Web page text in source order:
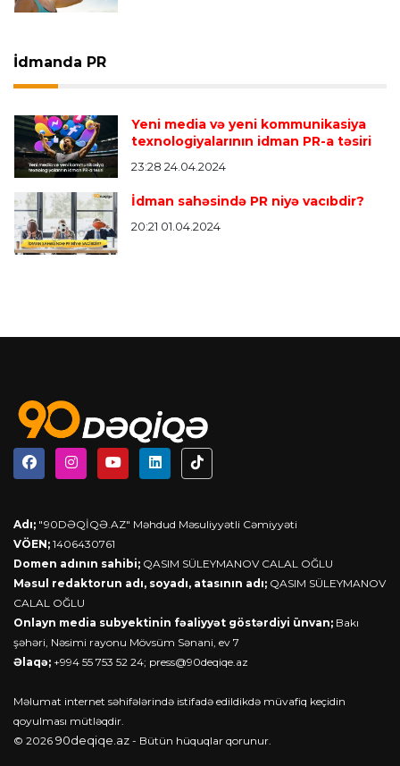
İdmanda PR
Yeni media və yeni kommunikasiya
texnologiyalarının idman PR-a təsiri
23:28 24.04.2024
İdman sahəsində PR niyə vacıbdir?
20:21 01.04.2024
Adı; "90DƏQİQƏ.AZ" Məhdud Məsuliyyətli Cəmiyyəti
VÖEN; 1406430761
Domen adının sahibi; QASIM SÜLEYMANOV CALAL OĞLU
Məsul redaktorun adı, soyadı, atasının adı; QASIM SÜLEYMANOV
CALAL OĞLU
Onlayn media subyektinin fəaliyyət göstərdiyi ünvan; Bakı
şəhəri, Nəsimi rayonu Mövsüm Sənani, ev 7
Əlaqə; +994 55 753 52 24; press@90deqiqe.az
Məlumat internet səhifələrində istifadə edildikdə müvafiq keçidin
qoyulması mütləqdir.
© 2026 90deqiqe.az - Bütün hüquqlar qorunur.